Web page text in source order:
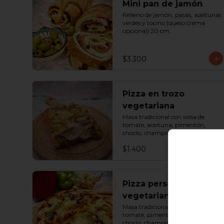
Mini pan de jamón
Relleno de jamón, pasas, aceitunas
verdes y tocino (queso crema
opcional) 20 cm.
$3.300
Pizza en trozo
vegetariana
Masa tradicional con salsa de
tomate, aceituna, pimentón,
choclo, champiñón y queso.
$1.400
Pizza personal
vegetariana
Masa tradicional con salsa de
tomate, pimentón, aceituna,